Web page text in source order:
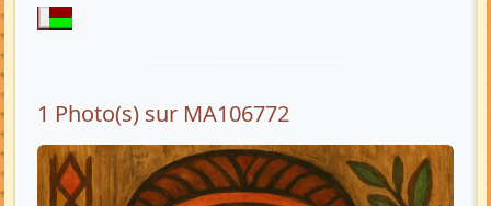
1 Photo(s) sur MA106772